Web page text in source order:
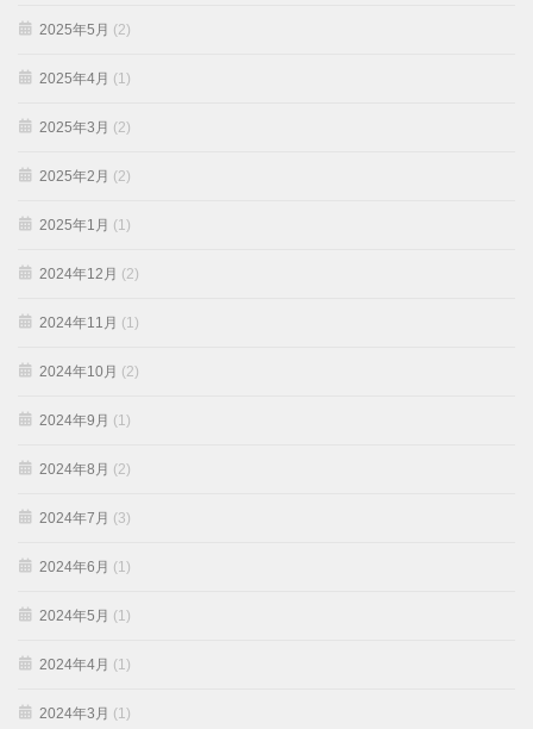
2025年5月 (2)
2025年4月 (1)
2025年3月 (2)
2025年2月 (2)
2025年1月 (1)
2024年12月 (2)
2024年11月 (1)
2024年10月 (2)
2024年9月 (1)
2024年8月 (2)
2024年7月 (3)
2024年6月 (1)
2024年5月 (1)
2024年4月 (1)
2024年3月 (1)